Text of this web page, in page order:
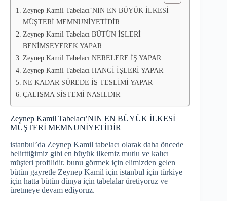
Zeynep Kamil Tabelacı’NIN EN BÜYÜK İLKESİ
MÜŞTERİ MEMNUNİYETİDİR
Zeynep Kamil Tabelacı BÜTÜN İŞLERİ
BENİMSEYEREK YAPAR
Zeynep Kamil Tabelacı NERELERE İŞ YAPAR
Zeynep Kamil Tabelacı HANGİ İŞLERİ YAPAR
NE KADAR SÜREDE İŞ TESLİMİ YAPAR
ÇALIŞMA SİSTEMİ NASILDIR
Zeynep Kamil Tabelacı’NIN EN BÜYÜK İLKESİ
MÜŞTERİ MEMNUNİYETİDİR
istanbul’da Zeynep Kamil tabelacı olarak daha öncede
belirttiğimiz gibi en büyük ilkemiz mutlu ve kalıcı
müşteri profilidir. bunu görmek için elimizden gelen
bütün gayretle Zeynep Kamil için istanbul için türkiye
için hatta bütün dünya için tabelalar üretiyoruz ve
üretmeye devam ediyoruz.